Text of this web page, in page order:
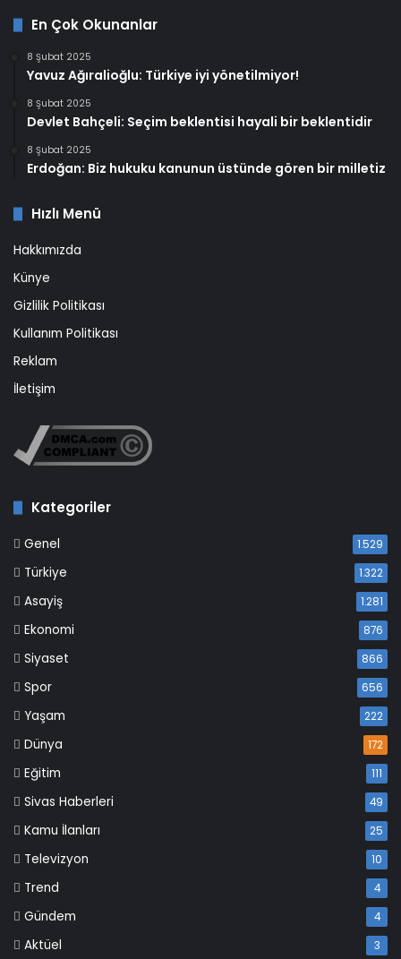
En Çok Okunanlar
8 Şubat 2025
Yavuz Ağıralioğlu: Türkiye iyi yönetilmiyor!
8 Şubat 2025
Devlet Bahçeli: Seçim beklentisi hayali bir beklentidir
8 Şubat 2025
Erdoğan: Biz hukuku kanunun üstünde gören bir milletiz
Hızlı Menü
Hakkımızda
Künye
Gizlilik Politikası
Kullanım Politikası
Reklam
İletişim
Kategoriler
Genel 1.529
Türkiye 1.322
Asayiş 1.281
Ekonomi 876
Siyaset 866
Spor 656
Yaşam 222
Dünya 172
Eğitim 111
Sivas Haberleri 49
Kamu İlanları 25
Televizyon 10
Trend 4
Gündem 4
Aktüel 3